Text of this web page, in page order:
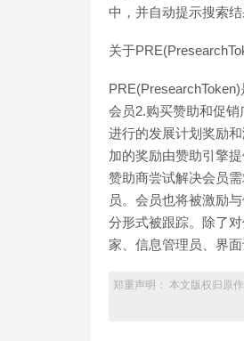
中，并自动提示搜索
关于
会员2.购买赞助和促
进行的发展计划奖励
加的奖励由赞助引擎
赞助商尝试解决会员
员。会员也将被激励
分形式被跟踪。除了
家、信息管理员、界
郑重声明： 本文版权归原